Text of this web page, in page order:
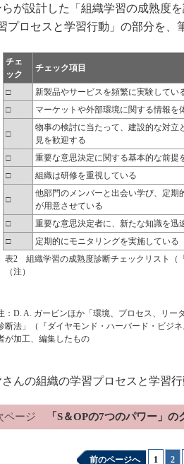
が設計した「組織学習の成熟度を
プロセスと学習行動」の部分を、
チェ
ック
チェック項目
□
新製品やサービスを頻繁に実験してい
□
マーケットや外部環境に関する情報を
□
物事の検討に当たって、建設的な対立
見を歓迎する
□
重要な意思決定に関する基本的な前提
□
組織は研修を重視している
□
他部門のメンバーと出会い学び、定期
が用意させている
□
重要な意思決定者に、新たな知識を迅
□
定期的にモニタリングを実施している
表2 組織学習の成熟度診断チェックリスト（
（注）
：D. A. ガービンほか「環境、プロセス、リー
断法」（『ダイヤモンド・ハーバード・ビジ
が加工、編集したもの
んの組織の学習プロセスと学習
ページ 「S＆OPの7つのパワー」
前のページへ 1 2